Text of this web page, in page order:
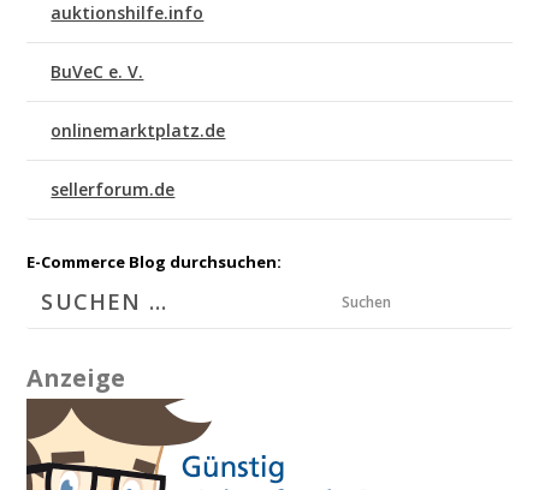
auktionshilfe.info
BuVeC e. V.
onlinemarktplatz.de
sellerforum.de
E-Commerce Blog durchsuchen:
Suchen
Anzeige